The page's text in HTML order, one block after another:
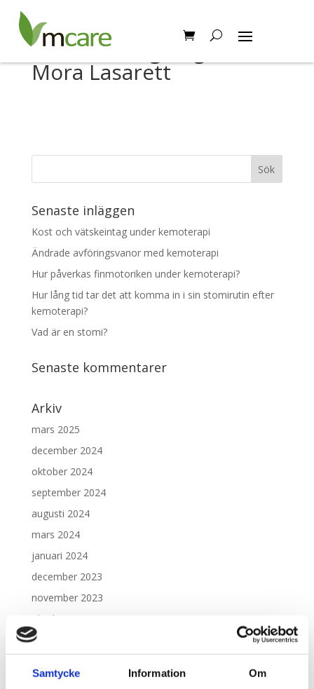
Samtycke Information Om
Stomimottagningen –
Mora Lasarett
Senaste inläggen
Kost och vätskeintag under kemoterapi
Ändrade avföringsvanor med kemoterapi
Hur påverkas finmotoriken under kemoterapi?
Hur lång tid tar det att komma in i sin stomirutin efter
kemoterapi?
Vad är en stomi?
Senaste kommentarer
Arkiv
mars 2025
december 2024
oktober 2024
september 2024
augusti 2024
mars 2024
januari 2024
december 2023
november 2023
oktober 2023
Kategorier
Ambassadör